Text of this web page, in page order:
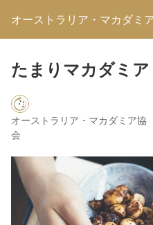
オーストラリア・マカダミ
たまりマカダミア
オーストラリア・マカダミア協
会